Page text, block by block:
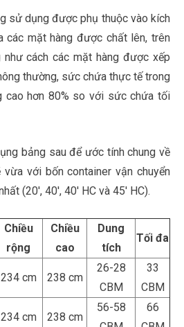
sử dụng được phụ thuộc vào kích
các mặt hàng được chất lên, trên
như cách các mặt hàng được xếp
thường, sức chứa thực tế trong
cao hơn 80% so với sức chứa tối
bảng sau để ước tính chung về
với bốn container vận chuyển
(20′, 40′, 40′ HC và 45′ HC).
Chiều
rộng
Chiều
cao
Dung
tích
Tối đa
234 cm 238 cm
26-28
CBM
33
CBM
234 cm 238 cm
56-58
66